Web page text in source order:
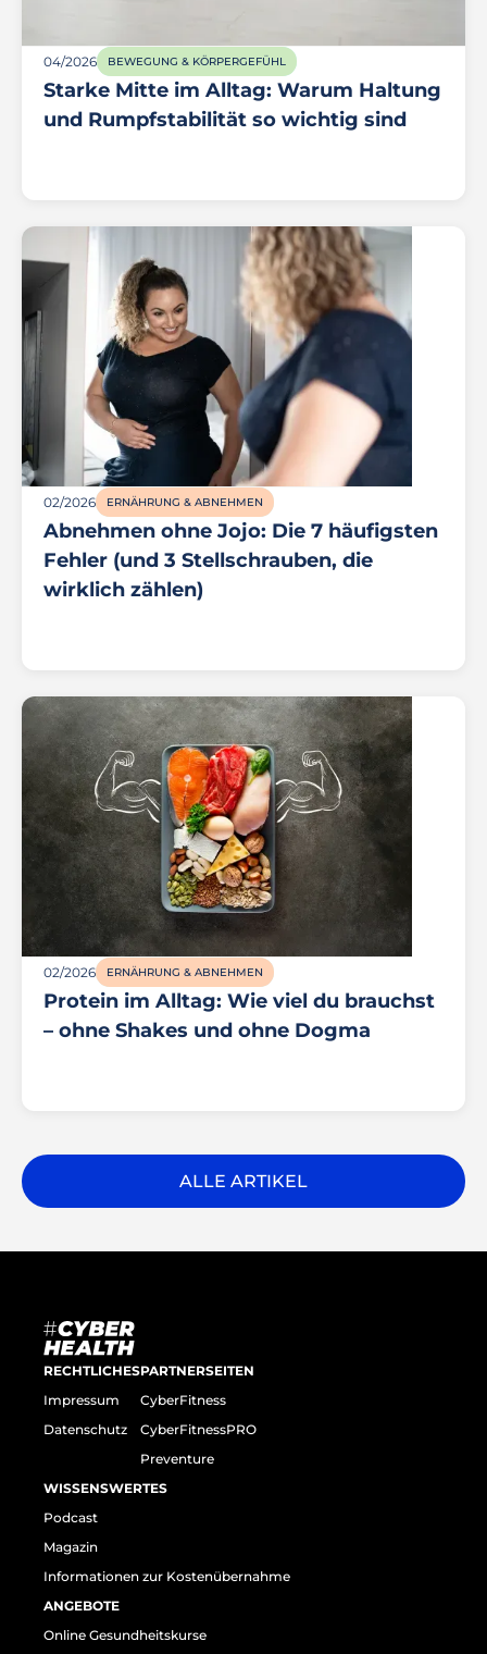
04/2026 BEWEGUNG & KÖRPERGEFÜHL
Starke Mitte im Alltag: Warum Haltung
und Rumpfstabilität so wichtig sind
02/2026 ERNÄHRUNG & ABNEHMEN
Abnehmen ohne Jojo: Die 7 häufigsten
Fehler (und 3 Stellschrauben, die
wirklich zählen)
02/2026 ERNÄHRUNG & ABNEHMEN
Protein im Alltag: Wie viel du brauchst
– ohne Shakes und ohne Dogma
ALLE ARTIKEL
RECHTLICHES
Impressum
Datenschutz
PARTNERSEITEN
CyberFitness
CyberFitnessPRO
Preventure
WISSENSWERTES
Podcast
Magazin
Informationen zur Kostenübernahme
ANGEBOTE
Online Gesundheitskurse